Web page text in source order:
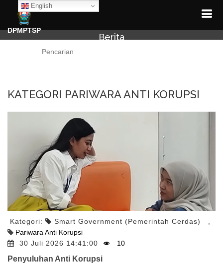
English
DPMPTSP
Berita
KATEGORI PARIWARA ANTI KORUPSI
Kategori: Smart Government (Pemerintah Cerdas)
Pariwara Anti Korupsi
30 Juli 2026 14:41:00
10
Penyuluhan Anti Korupsi